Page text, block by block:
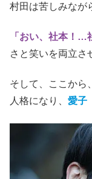
村田は苦しみなが
「おい、社本！…
さと笑いを両立さ
そして、ここから
人格になり、 愛子